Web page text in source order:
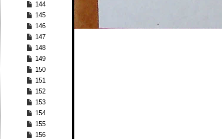
144
145
146
147
148
149
150
151
152
153
154
155
156